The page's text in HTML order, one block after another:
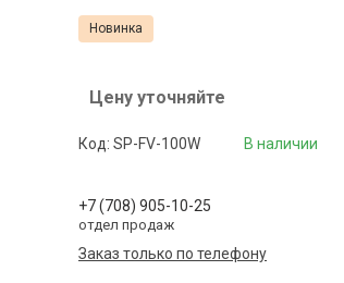
Новинка
Цену уточняйте
В наличии
Код: SP-FV-100W
+7 (708) 905-10-25
отдел продаж
Заказ только по телефону